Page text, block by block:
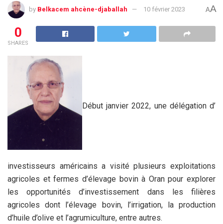
by Belkacem ahcène-djaballah 10 février 2023 AA
0
SHARES
Début janvier 2022, une délégation d’
investisseurs américains a visité plusieurs exploitations
agricoles et fermes d’élevage bovin à Oran pour explorer
les opportunités d’investissement dans les filières
agricoles dont l’élevage bovin, l’irrigation, la production
d’huile d’olive et l’agrumiculture, entre autres.